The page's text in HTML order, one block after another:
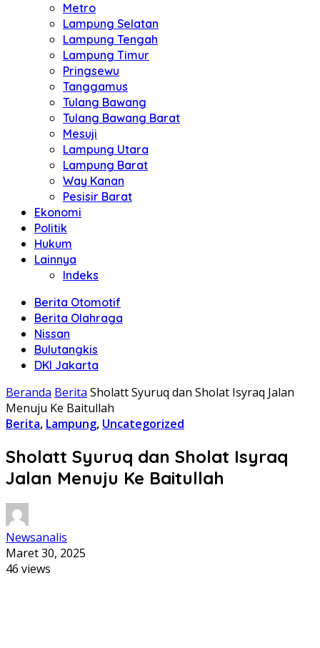
Metro
Lampung Selatan
Lampung Tengah
Lampung Timur
Pringsewu
Tanggamus
Tulang Bawang
Tulang Bawang Barat
Mesuji
Lampung Utara
Lampung Barat
Way Kanan
Pesisir Barat
Ekonomi
Politik
Hukum
Lainnya
Indeks
Berita Otomotif
Berita Olahraga
Nissan
Bulutangkis
DKI Jakarta
Beranda Berita Sholatt Syuruq dan Sholat Isyraq Jalan
Menuju Ke Baitullah
Berita, Lampung, Uncategorized
Sholatt Syuruq dan Sholat Isyraq
Jalan Menuju Ke Baitullah
Newsanalis
Maret 30, 2025
46 views